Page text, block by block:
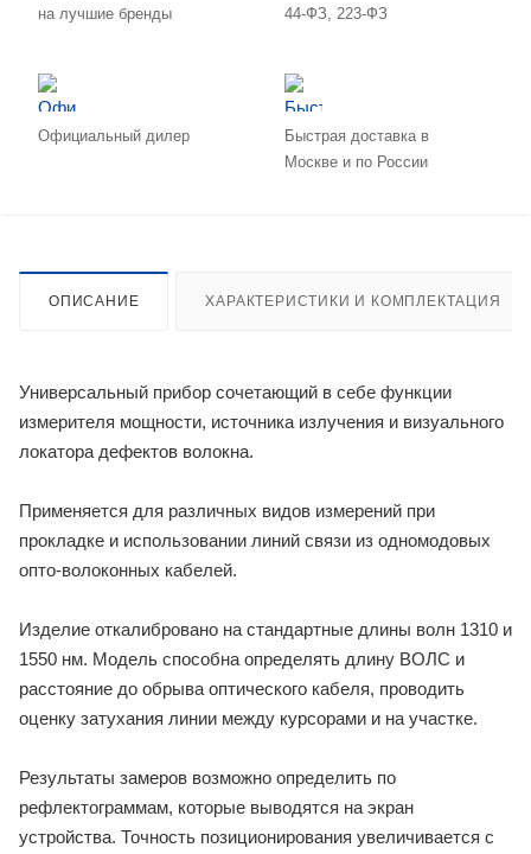
на лучшие бренды
44-ФЗ, 223-ФЗ
Официальный дилер
Быстрая доставка в
Москве и по России
ОПИСАНИЕ ХАРАКТЕРИСТИКИ И КОМПЛЕКТАЦИЯ
Универсальный прибор сочетающий в себе функции
измерителя мощности, источника излучения и визуального
локатора дефектов волокна.
Применяется для различных видов измерений при
прокладке и использовании линий связи из одномодовых
опто-волоконных кабелей.
Изделие откалибровано на стандартные длины волн 1310 и
1550 нм. Модель способна определять длину ВОЛС и
расстояние до обрыва оптического кабеля, проводить
оценку затухания линии между курсорами и на участке.
Результаты замеров возможно определить по
рефлектограммам, которые выводятся на экран
устройства. Точность позиционирования увеличивается с